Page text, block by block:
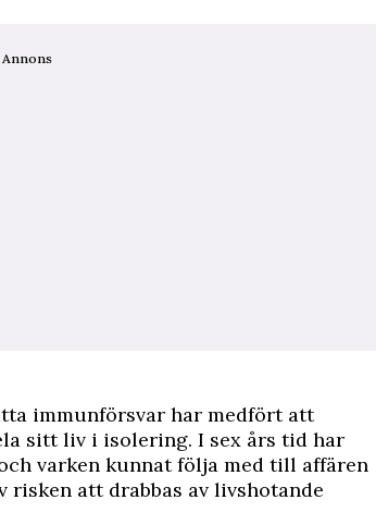
Annons
immunförsvar har medfört att
sitt liv i isolering. I sex års tid har
varken kunnat följa med till affären
risken att drabbas av livshotande